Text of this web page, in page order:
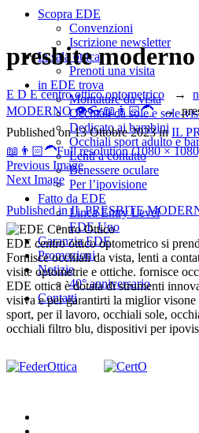
Scopra EDE
Convenzioni
Iscrizione newsletter
In sala ottica
Prenoti una visita
in EDE trova
Montature da vista
Occhiali da sole e sole-
Dedicato ai bambini
Occhiali sport adulto e
Lenti a contatto
Benessere oculare
Per l’ipovisione
Fatto da EDE
Linea Entry Level
EDE Uno
Garanzia EDE
Promozioni
Notizie
40° anniversario
Contatti
presbite
E D E centro ottico optometrico →
MODERNO 👁️👓📖👨🏻‍🦱→
Published on13 Ottobre 2023inIL
📖👨🏻‍🦱Full resolution (1080 ×
Previous Image
Next Image
Navigazione
articoli
Published in IL PRESBITE
EDE centro ottico optometrico si
Fornisce occhiali da vista, lenti a
visite optometrie e ottiche. fornisce
EDE ottica è dotata di strumenti
visiva e per garantirti la miglior
sport, per il lavoro, occhiali sole,
occhiali filtro blu, dispositivi per